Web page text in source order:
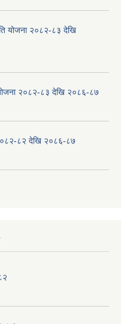
योजना २०८२-८३ देखि
२०८२-८३ देखि २०८६-८७
८२ देखि २०८६-८७